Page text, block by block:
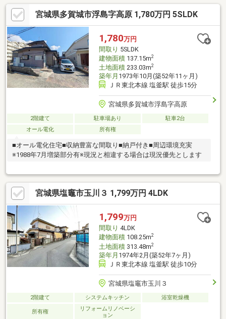
環境》＊多賀城市立天真小学校 徒歩15分(1205ｍ)＊多賀城市立
多賀城中学校 徒歩17分(1344ｍ)《生活環境》＊ミラックマツヤ
PLUS+多賀城店 徒歩9分(675ｍ)＊ファミリーマート 多賀城笠神
店 徒歩9分(679ｍ)＊坂総合クリニック 徒歩13分(1003ｍ)＊ヨ
ークベニマル塩釜店 車で5分(1743ｍ)
宮城県多賀城市浮島字高原 1,780万円 5SLDK
1,780万円
間取り 5SLDK
建物面積137.15m2
土地面積233.03m2
築年月 1973年10月(築52年11ヶ月)
ＪＲ東北本線 塩釜駅 徒歩15分
宮城県多賀城市浮島字高原
2階建て 駐車場あり
駐車2台
オール電化
所有権
■オール電化住宅■収納豊富な間取り■納戸付き■周辺環境充実
※1988年7月増築部分有※現況と相違する場合は現況優先とします
宮城県塩竈市玉川３ 1,799万円 4LDK
1,799万円
間取り 4LDK
建物面積108.25m2
土地面積313.48m2
築年月 1974年2月(築52年7ヶ月)
ＪＲ東北本線 塩釜駅 徒歩10分
宮城県塩竈市玉川３
2階建て システムキッチン 浴室乾燥機
所有権
リフォームリノベーシ
ョン